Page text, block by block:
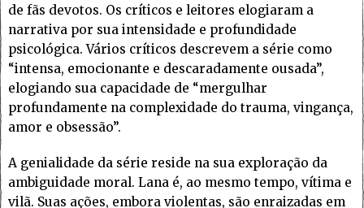
de fãs devotos. Os críticos e leitores elogiaram a
narrativa por sua intensidade e profundidade
psicológica. Vários críticos descrevem a série como
“intensa, emocionante e descaradamente ousada”,
elogiando sua capacidade de “mergulhar
profundamente na complexidade do trauma, vingança,
amor e obsessão”.
A genialidade da série reside na sua exploração da
ambiguidade moral. Lana é, ao mesmo tempo, vítima e
vilã. Suas ações, embora violentas, são enraizadas em